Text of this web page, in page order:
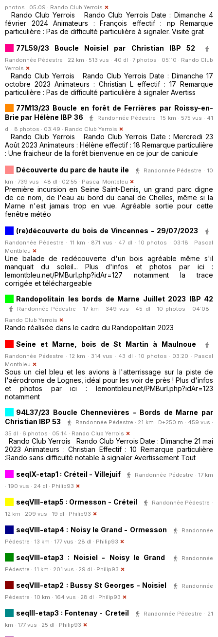
photos · 05:09 · Rando Club Yerrois
Rando Club Yerrois Rando Club Yerrois Date : Dimanche 4
février 2024 Animateurs : François effectif : np Remarque
particulière : Pas de difficulté particulière à signaler. Visite grat
77L59/23 Boucle Noisiel par Christian IBP 52
Randonnée Pédestre · 22 km · 513 vus · 40 dl · 7 photos · 05:10 · Rando Club
Yerrois
Rando Club Yerrois Rando Club Yerrois Date : Dimanche 17
octobre 2023 Animateurs : Christian L effectif : 17 Remarque
particulière : Pas de difficulté particulière à signaler Avertiss
77M13/23 Boucle en forêt de Ferrières par Roissy-en-
Brie par Hélène IBP 36
Randonnée Pédestre · 15 km · 575 vus · 41
dl · 8 photos · 03:49 · Rando Club Yerrois
Rando Club Yerrois Rando Club Yerrois Date : Mercredi 23
Août 2023 Animateurs : Hélène effectif : 18 Remarque particulière
: Une fraicheur de la forêt bienvenue en ce jour de canicule
Découverte du parc de haute ile
Randonnée Pédestre · 10
km · 739 vus · 48 dl · 02:55 · Pascal Montbleu
Première incursion en Seine Saint-Denis, un grand parc digne
de ce nom, de l'eau au bord du canal de Chelles, même si la
Marne n'est jamais trop en vue. Agréable sortie pour cette
fenêtre météo
(re)découverte du bois de Vincennes - 29/07/2023
Randonnée Pédestre · 11 km · 871 vus · 47 dl · 10 photos · 03:18 · Pascal
Montbleu
Une balade de redécouverte d'un bois agréable même s'il
manquait du soleil... Plus d'infos et photos par ici :
lemontbleu.net/PMBurl.php?idAr=127 notamment la trace
corrigée et téléchargeable
Randopolitain les bords de Marne Juillet 2023 IBP 42
Randonnée Pédestre · 17 km · 349 vus · 45 dl · 10 photos · 04:08 ·
Rando Club Yerrois
Rando réalisée dans le cadre du Randopolitain 2023
Seine et Marne, bois de St Martin à Maulnoue
Randonnée Pédestre · 12 km · 314 vus · 43 dl · 10 photos · 03:20 · Pascal
Montbleu
Sous un ciel bleu et les avions à l'atterrissage sur la piste de
l'aérodrome de Lognes, idéal pour les voir de près ! Plus d'infos
et photos par ici : lemontbleu.net/PMBurl.php?idAr=123
notamment
94L37/23 Boucle Chennevières - Bords de Marne par
Christian IBP 53
Randonnée Pédestre · 21 km · D+250 m · 459 vus ·
35 dl · 6 photos · 05:14 · Rando Club Yerrois
Rando Club Yerrois Rando Club Yerrois Date : Dimanche 21 mai
2023 Animateurs : Christian Effectif : 10 Remarque particulière
:Rando sans difficulté notable à signaler Avertissement Tout
seqIX-etap1 : Créteil - Villejuif
Randonnée Pédestre · 17 km
· 190 vus · 24 dl · Philip93
seqVIII-etap5 : Ormesson - Créteil
Randonnée Pédestre ·
12 km · 209 vus · 19 dl · Philip93
seqVIII-etap4 : Noisy le Grand - Ormesson
Randonnée
Pédestre · 13 km · 177 vus · 28 dl · Philip93
seqVIII-etap3 : Noisiel - Noisy le Grand
Randonnée
Pédestre · 11 km · 201 vus · 29 dl · Philip93
seqVIII-etap2 : Bussy St Georges - Noisiel
Randonnée
Pédestre · 10 km · 164 vus · 28 dl · Philip93
seqIII-etap3 : Fontenay - Creteil
Randonnée Pédestre · 21
km · 177 vus · 25 dl · Philip93